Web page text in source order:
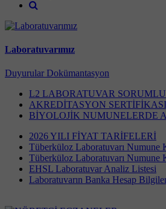
Laboratuvarımız
Duyurular Dokümantasyon
L2 LABORATUVAR
AKREDİTASYON SERTİFİKASI
BİYOLOJİK NUMUNELERDE
2026 YILI FİYAT TARİFELERİ
Tüberküloz Laboratuvarı Numune
Tüberküloz Laboratuvarı Numune
EHSL Laboratuvar Analiz Listesi
Laboratuvarın Banka Hesap